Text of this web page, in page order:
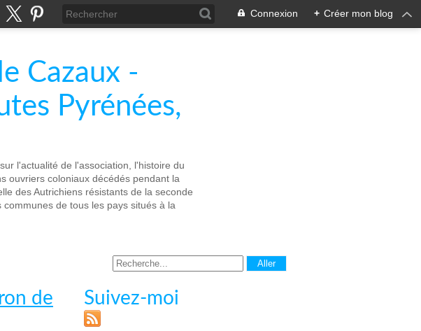
Connexion + Créer mon blog
Cazaux -
Pyrénées,
l'actualité de l'association, l'histoire du
ouvriers coloniaux décédés pendant la
des Autrichiens résistants de la seconde
de tous les pays situés à la
de
Suivez-moi